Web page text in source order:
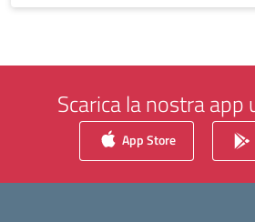
Scarica la nostra app
App Store